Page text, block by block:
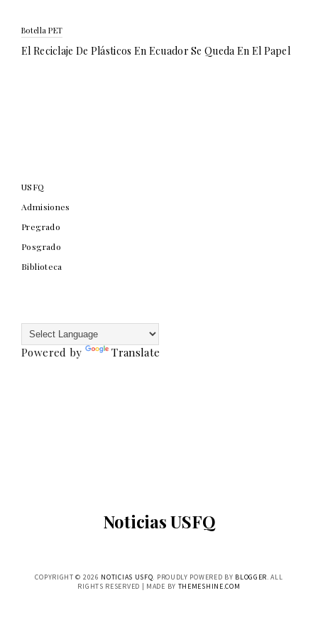
Botella PET
El Reciclaje De Plásticos En Ecuador Se Queda En El Papel
USFQ
Admisiones
Pregrado
Posgrado
Biblioteca
Powered by Translate
Noticias USFQ
COPYRIGHT © 2026 NOTICIAS USFQ. PROUDLY POWERED BY BLOGGER. ALL
RIGHTS RESERVED | MADE BY THEMESHINE.COM